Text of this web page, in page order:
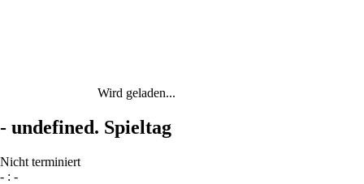
Wird geladen...
- undefined. Spieltag
Nicht terminiert
- : -